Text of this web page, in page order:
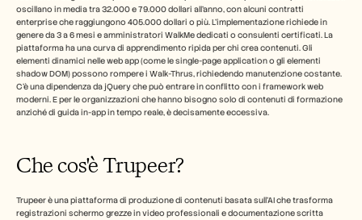
oscillano in media tra 32.000 e 79.000 dollari all'anno, con alcuni contratti
enterprise che raggiungono 405.000 dollari o più. L'implementazione richiede in
genere da 3 a 6 mesi e amministratori WalkMe dedicati o consulenti certificati. La
piattaforma ha una curva di apprendimento ripida per chi crea contenuti. Gli
elementi dinamici nelle web app (come le single-page application o gli elementi
shadow DOM) possono rompere i Walk-Thrus, richiedendo manutenzione costante.
C'è una dipendenza da jQuery che può entrare in conflitto con i framework web
moderni. E per le organizzazioni che hanno bisogno solo di contenuti di formazione
anziché di guida in-app in tempo reale, è decisamente eccessiva.
Che cos'è Trupeer?
Trupeer è una piattaforma di produzione di contenuti basata sull'AI che trasforma
registrazioni schermo grezze in video professionali e documentazione scritta